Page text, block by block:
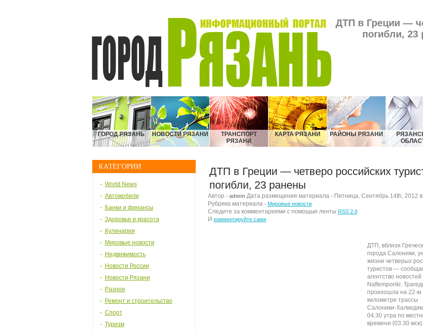
ДТП в Греции —
погибли,
ГОРОД РЯЗАНЬ НОВОСТИ РЯЗАНИ
ТРАНСПОРТ
РЯЗАНИ
КАРТА РЯЗАНИ РАЙОНЫ РЯЗАНИ
КАТЕГОРИИ
World News
Автомобили
Банки и финансы
Здоровье и красота
Кулинария
Мировые новости
Недвижимость
Новости России
Новости Рязани
Разное
Ремонт и строительство
Спорт
Туризм
ДТП в Греции — четверо российских
погибли, 23 ранены
Автор - admin Дата размещения материала - Пятница, Сентябрь 14th, 2012
Рубрика материала - Мировые новости
Следите за комментариями с помощью ленты RSS 2.0
И комментируйте сами
ДТП, вблизи
города Салоники,
жизни четверых
туристов —
агентство новостей
Naftemporiki.
произошла на 22-м
километре трассы
Салоники-
04.30 утра по
времени (03.30 мск).